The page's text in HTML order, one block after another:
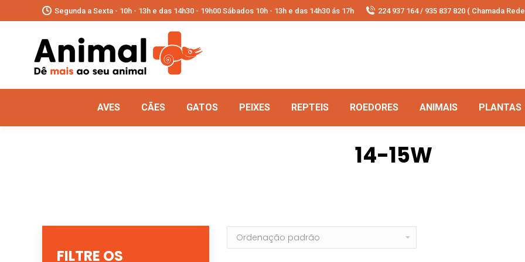
Segunda a Sexta - 10h - 13h e das 14h30 - 19h00 Sábados 10h - 13h e das 14h30 ás 17h 224 937 164 / 935 837 820 ( Chamada
AVES CÃES GATOS PEIXES REPTEIS ROEDORES ANIMAIS PLANTAS
14-15W
FILTRE OS